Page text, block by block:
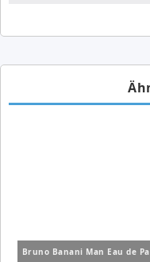
Bruno Banani Man Eau de